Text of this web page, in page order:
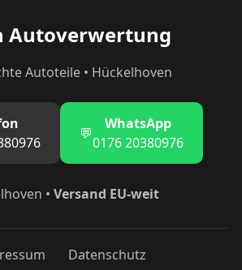
Autoverwertung
Autoteile • Hückelhoven
💬
WhatsApp
0176 20380976
• Versand EU-weit
Datenschutz